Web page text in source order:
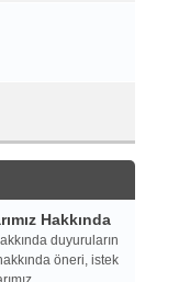
Hakkında
duyuruların
öneri, istek